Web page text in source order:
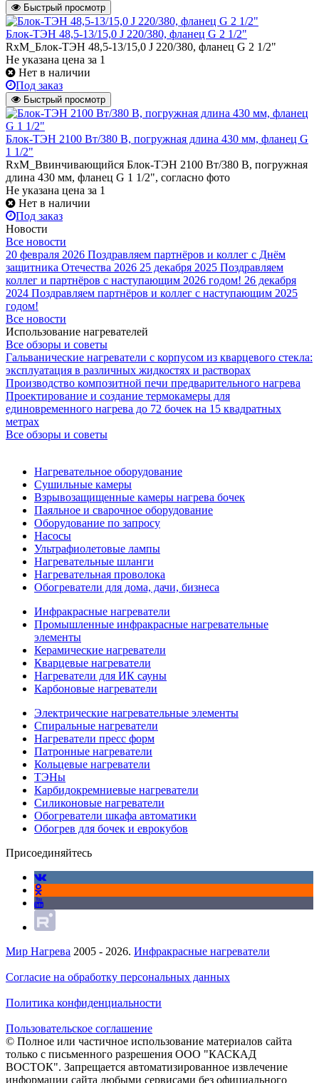
Быстрый просмотр
Блок-ТЭН 48,5-13/15,0 J 220/380, фланец G 2 1/2"
RxM_Блок-ТЭН 48,5-13/15,0 J 220/380, фланец G 2 1/2"
Не указана цена за 1
Нет в наличии
Под заказ
Быстрый просмотр
Блок-ТЭН 2100 Вт/380 В, погружная длина 430 мм, фланец G
1 1/2"
RxM_Ввинчивающийся Блок-ТЭН 2100 Вт/380 В, погружная
длина 430 мм, фланец G 1 1/2", согласно фото
Не указана цена за 1
Нет в наличии
Под заказ
Новости
Все новости
20 февраля 2026 Поздравляем партнёров и коллег с Днём
защитника Отечества 2026 25 декабря 2025 Поздравляем
коллег и партнёров с наступающим 2026 годом! 26 декабря
2024 Поздравляем партнёров и коллег с наступающим 2025
годом!
Все новости
Использование нагревателей
Все обзоры и советы
Гальванические нагреватели с корпусом из кварцевого стекла:
эксплуатация в различных жидкостях и растворах
Производство композитной печи предварительного нагрева
Проектирование и создание термокамеры для
единовременного нагрева до 72 бочек на 15 квадратных
метрах
Все обзоры и советы
Нагревательное оборудование
Сушильные камеры
Взрывозащищенные камеры нагрева бочек
Паяльное и сварочное оборудование
Оборудование по запросу
Насосы
Ультрафиолетовые лампы
Нагревательные шланги
Нагревательная проволока
Обогреватели для дома, дачи, бизнеса
Инфракрасные нагреватели
Промышленные инфракрасные нагревательные
элементы
Керамические нагреватели
Кварцевые нагреватели
Нагреватели для ИК сауны
Карбоновые нагреватели
Электрические нагревательные элементы
Спиральные нагреватели
Нагреватели пресс форм
Патронные нагреватели
Кольцевые нагреватели
ТЭНы
Карбидокремниевые нагреватели
Силиконовые нагреватели
Обогреватели шкафа автоматики
Обогрев для бочек и еврокубов
Присоединяйтесь
Мир Нагрева 2005 - 2026. Инфракрасные нагреватели
Согласие на обработку персональных данных
Политика конфиденциальности
Пользовательское соглашение
© Полное или частичное использование материалов сайта
только с письменного разрешения ООО "КАСКАД
ВОСТОК". Запрещается автоматизированное извлечение
информации сайта любыми сервисами без официального